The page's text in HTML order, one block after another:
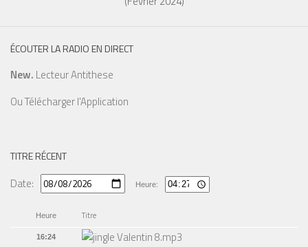
ÉCOUTER LA RADIO EN DIRECT
New. Lecteur Antithese
OuTélécharger l'Application
TITRE RÉCENT
Date: Heure:
Heure Titre
16:24